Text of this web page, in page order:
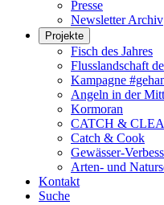
Presse
Newsletter Archiv
Projekte
Fisch des Jahres
Flusslandschaft
Kampagne
Angeln in der
Kormoran
CATCH &
Catch & Cook
Gewässer-
Arten- und
Kontakt
Suche